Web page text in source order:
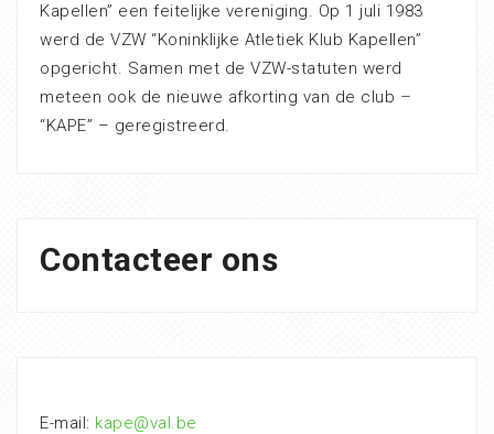
Kapellen” een feitelijke vereniging. Op 1 juli 1983
werd de VZW “Koninklijke Atletiek Klub Kapellen”
opgericht. Samen met de VZW-statuten werd
meteen ook de nieuwe afkorting van de club –
“KAPE” – geregistreerd.
Contacteer ons
E-mail: kape@val.be